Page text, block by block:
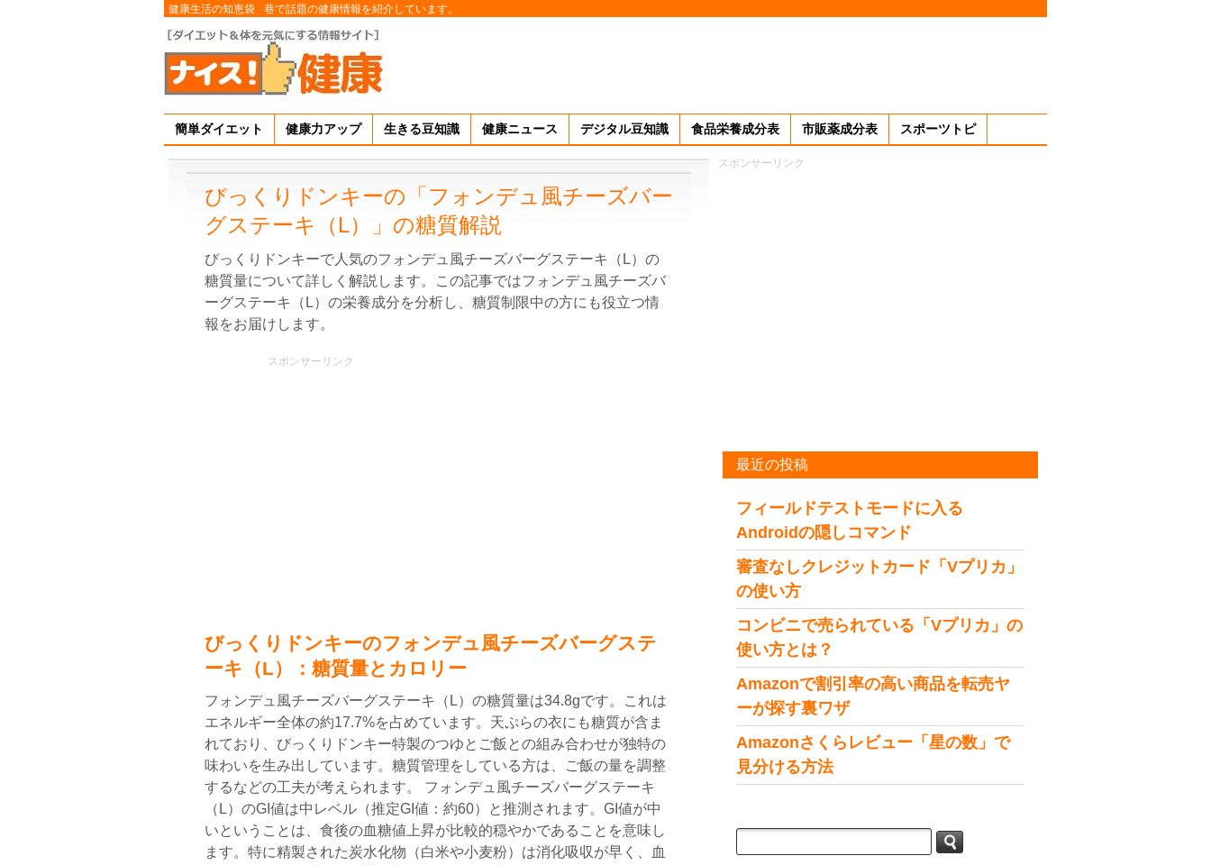
健康生活の知恵袋 巷で話題の健康情報を紹介しています。
簡単ダイエット 健康力アップ 生きる豆知識 健康ニュース デジタル豆知識 食品栄養成分表 市販薬成分表 スポーツトピ
びっくりドンキーの「フォンデュ風チーズバー
グステーキ（L）」の糖質解説
びっくりドンキーで人気のフォンデュ風チーズバーグステーキ（L）の
糖質量について詳しく解説します。この記事ではフォンデュ風チーズバ
ーグステーキ（L）の栄養成分を分析し、糖質制限中の方にも役立つ情
報をお届けします。
スポンサーリンク
びっくりドンキーのフォンデュ風チーズバーグステ
ーキ（L）：糖質量とカロリー
フォンデュ風チーズバーグステーキ（L）の糖質量は34.8gです。これは
エネルギー全体の約17.7%を占めています。天ぷらの衣にも糖質が含ま
れており、びっくりドンキー特製のつゆとご飯との組み合わせが独特の
味わいを生み出しています。糖質管理をしている方は、ご飯の量を調整
するなどの工夫が考えられます。 フォンデュ風チーズバーグステーキ
（L）のGI値は中レベル（推定GI値：約60）と推測されます。GI値が中
いということは、食後の血糖値上昇が比較的穏やかであることを意味し
ます。特に精製された炭水化物（白米や小麦粉）は消化吸収が早く、血
スポンサーリンク
最近の投稿
フィールドテストモードに入る
Androidの隠しコマンド
審査なしクレジットカード「Vプリカ」
の使い方
コンビニで売られている「Vプリカ」の
使い方とは？
Amazonで割引率の高い商品を転売ヤ
ーが探す裏ワザ
Amazonさくらレビュー「星の数」で
見分ける方法